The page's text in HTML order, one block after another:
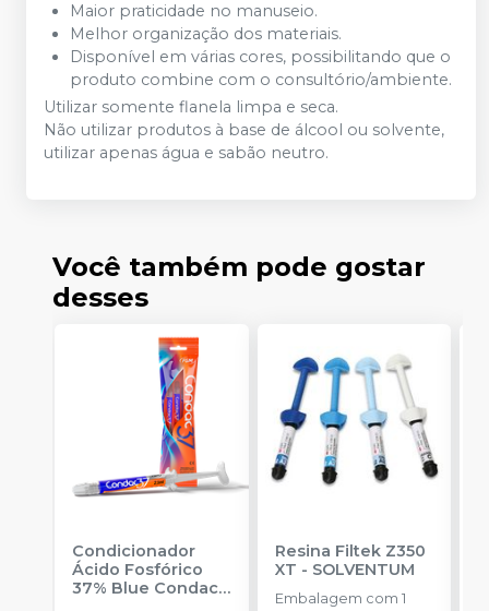
Maior praticidade no manuseio.
Melhor organização dos materiais.
Disponível em várias cores, possibilitando que o
produto combine com o consultório/ambiente.
Utilizar somente flanela limpa e seca.
Não utilizar produtos à base de álcool ou solvente,
utilizar apenas água e sabão neutro.
Você também pode gostar
desses
Condicionador
Ácido Fosfórico
37% Blue Condac-
Resina Filtek Z350
XT - SOLVENTUM
Embalagem com 1